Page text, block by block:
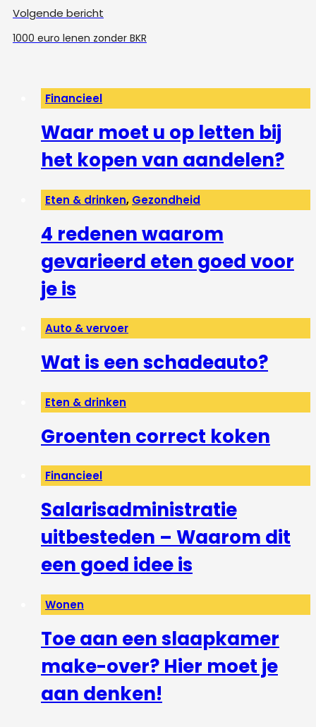
Volgende bericht
1000 euro lenen zonder BKR
Financieel
Waar moet u op letten bij
het kopen van aandelen?
Eten & drinken, Gezondheid
4 redenen waarom
gevarieerd eten goed voor
je is
Auto & vervoer
Wat is een schadeauto?
Eten & drinken
Groenten correct koken
Financieel
Salarisadministratie
uitbesteden – Waarom dit
een goed idee is
Wonen
Toe aan een slaapkamer
make-over? Hier moet je
aan denken!